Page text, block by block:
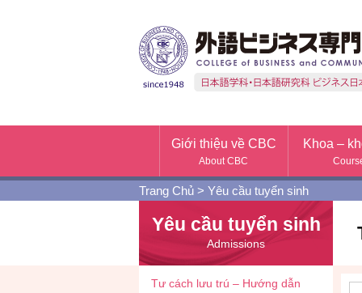
Giới thiệu về CBC
About CBC
Khoa –
Trang Chủ > Yêu cầu tuyển sinh
Yêu cầu tuyển sinh
Admissions
Tư cách lưu trú – Hướng dẫn